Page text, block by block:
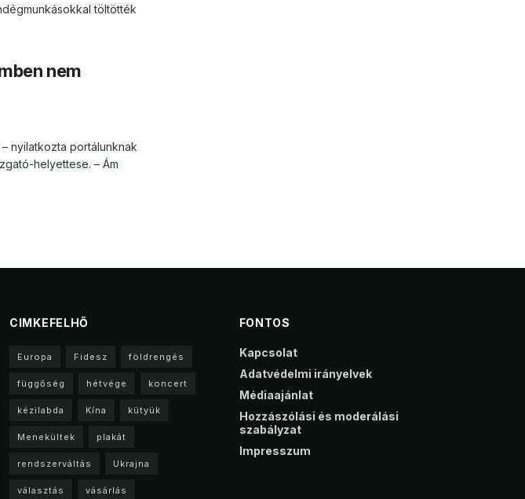
töltötték
nem
nyilatkozta portálunknak
helyettese. – Ám
CIMKEFELHŐ
Europa Fidesz földrengés
függőség hétvége koncert
kézilabda Kína kütyük
Menekültek plakát
rendszerváltás Ukrajna
választás vásárlás
FONTOS
Kapcsolat
Adatvédelmi irányelvek
Médiaajánlat
Hozzászólási és moderálási
szabályzat
Impresszum